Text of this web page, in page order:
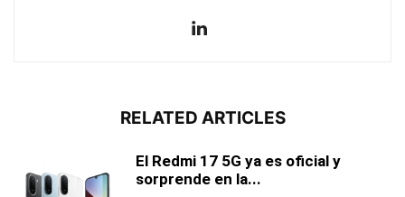
RELATED ARTICLES
El Redmi 17 5G ya es oficial y
sorprende en la...